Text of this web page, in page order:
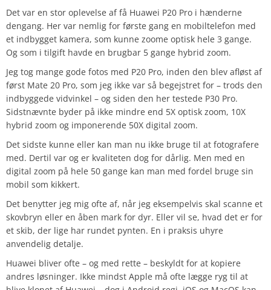
Det var en stor oplevelse af få Huawei P20 Pro i hænderne
dengang. Her var nemlig for første gang en mobiltelefon med
et indbygget kamera, som kunne zoome optisk hele 3 gange.
Og som i tilgift havde en brugbar 5 gange hybrid zoom.
Jeg tog mange gode fotos med P20 Pro, inden den blev afløst af
først Mate 20 Pro, som jeg ikke var så begejstret for – trods den
indbyggede vidvinkel – og siden den her testede P30 Pro.
Sidstnævnte byder på ikke mindre end 5X optisk zoom, 10X
hybrid zoom og imponerende 50X digital zoom.
Det sidste kunne eller kan man nu ikke bruge til at fotografere
med. Dertil var og er kvaliteten dog for dårlig. Men med en
digital zoom på hele 50 gange kan man med fordel bruge sin
mobil som kikkert.
Det benytter jeg mig ofte af, når jeg eksempelvis skal scanne et
skovbryn eller en åben mark for dyr. Eller vil se, hvad det er for
et skib, der lige har rundet pynten. En i praksis uhyre
anvendelig detalje.
Huawei bliver ofte – og med rette – beskyldt for at kopiere
andres løsninger. Ikke mindst Apple må ofte lægge ryg til at